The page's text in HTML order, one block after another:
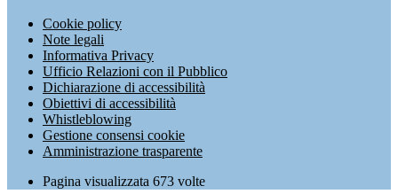
Cookie policy
Note legali
Informativa Privacy
Ufficio Relazioni con il Pubblico
Dichiarazione di accessibilità
Obiettivi di accessibilità
Whistleblowing
Gestione consensi cookie
Amministrazione trasparente
Pagina visualizzata 673 volte